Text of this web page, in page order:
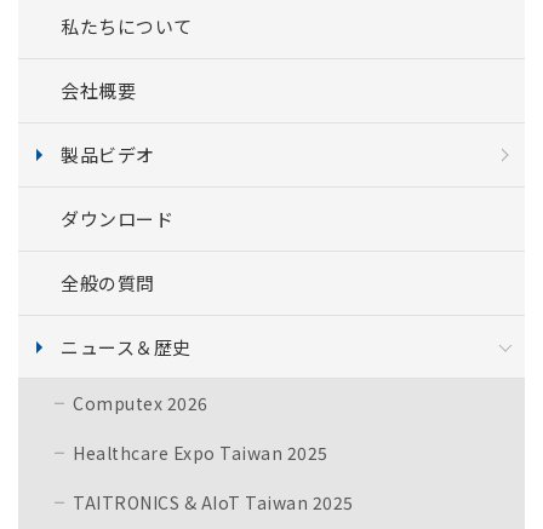
私たちについて
会社概要
製品ビデオ
ダウンロード
全般の質問
ニュース＆歴史
Computex 2026
Healthcare Expo Taiwan 2025
TAITRONICS & AIoT Taiwan 2025